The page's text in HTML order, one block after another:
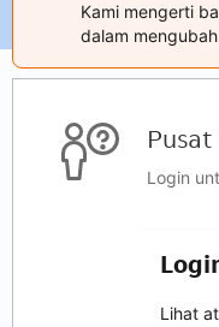
Kami mengerti
dalam
Login
Lihat